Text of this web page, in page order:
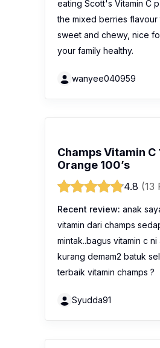
eating Scott's Vitamin C
the mixed berries flavour
sweet and chewy, nice
your family healthy.
wanyee040959
Champs Vitamin C
Orange 100’s
4.8 (13
Recent review: anak
vitamin dari champs
mintak..bagus vitamin c ni
kurang demam2 batuk
terbaik vitamin champs ?
Syudda91